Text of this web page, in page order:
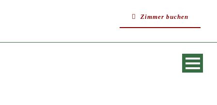
Zimmer buchen